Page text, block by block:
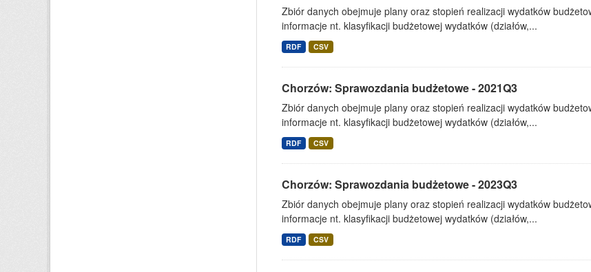
Zbiór danych obejmuje plany oraz stopień realizacji wydatków
informacje nt. klasyfikacji budżetowej wydatków (działów,...
RDF CSV
Chorzów: Sprawozdania budżetowe - 2021Q3
Zbiór danych obejmuje plany oraz stopień realizacji wydatków
informacje nt. klasyfikacji budżetowej wydatków (działów,...
RDF CSV
Chorzów: Sprawozdania budżetowe - 2023Q3
Zbiór danych obejmuje plany oraz stopień realizacji wydatków
informacje nt. klasyfikacji budżetowej wydatków (działów,...
RDF CSV